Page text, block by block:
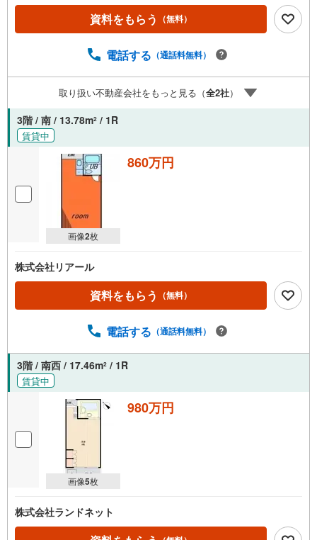
資料をもらう （無料）
電話する （通話料無料）
取り扱い不動産会社をもっと見る（全2社）
3階 / 南 / 13.78m2 / 1R
賃貸中
画像2枚
860万円
株式会社リアール
資料をもらう （無料）
電話する （通話料無料）
3階 / 南西 / 17.46m2 / 1R
賃貸中
画像5枚
980万円
株式会社ランドネット